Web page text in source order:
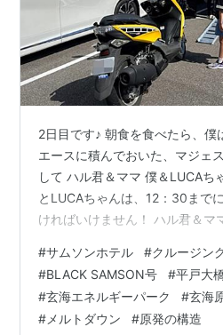
2日目です♪ 朝食を食べたら、僕
エースに積んでおいた、マジェ
して ハル君＆ママ 僕＆LUCAち
とLUCAちゃんは、12：30まで
ければいけません！ ハル君＆マ
す（笑 ハル君＆ママは楽しいク
です。 あじか磯釣センターの
ったみたいで 1280馬力のエンジ
以上する船ですｗｗｗｗｗ めっ
#サムソンホテル #クルージン
#BLACK SAMSON号 #平戸大
#玄海エネルギーパーク #玄海
#メルトダウン #原発の構造